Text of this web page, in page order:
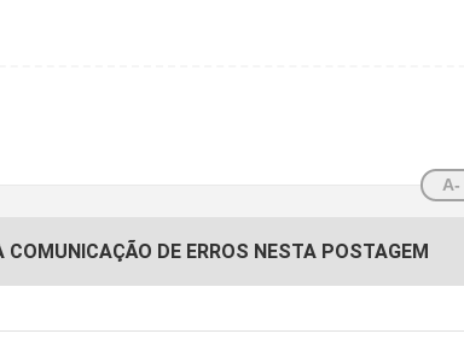
A-
COMUNICAÇÃO DE ERROS NESTA POSTAGEM